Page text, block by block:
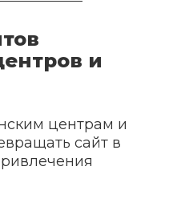
и
центрам и
сайт в